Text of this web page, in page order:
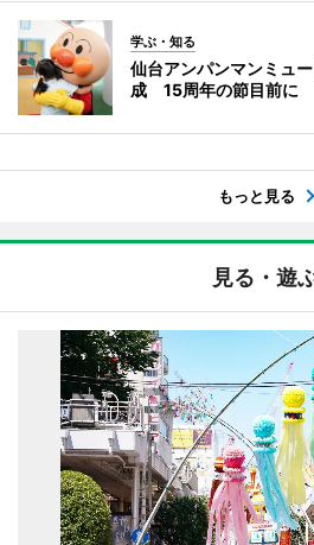
学ぶ・知る
仙台アンパンマンミュ
成 15周年の節目前に
もっと見る
見る・遊